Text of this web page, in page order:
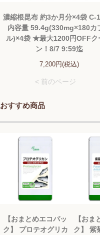
濃縮根昆布 約3か月分×4袋 C-
内容量 59.4g(330mg×180カ
ル)×4袋 ★最大1200円OFFク
ン！8/7 9:59迄
7,200円(税込)
< 前のページ
おすすめ商品
【おまとめエコパッ
ク】 プロテオグリカ
【おま
ク】 紫